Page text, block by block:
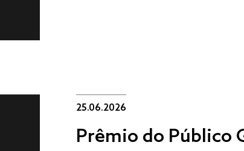
25.06.2026
Prêmio do Público